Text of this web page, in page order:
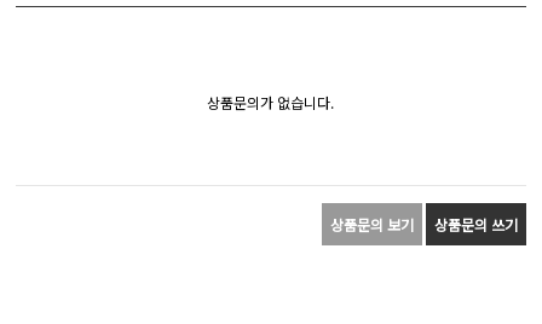
상품문의가 없습니다.
상품문의 보기 상품문의 쓰기